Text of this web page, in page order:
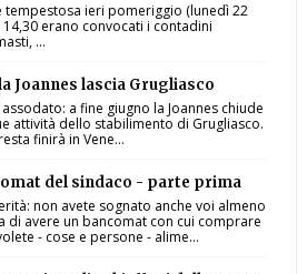
tempestosa ieri pomeriggio (lunedì 22
erano convocati i contadini
...
Joannes lascia Grugliasco
a fine giugno la Joannes chiude
attività dello stabilimento di Grugliasco.
finirà in Vene...
del sindaco - parte prima
non avete sognato anche voi almeno
di avere un bancomat con cui comprare
- cose e persone - alime...